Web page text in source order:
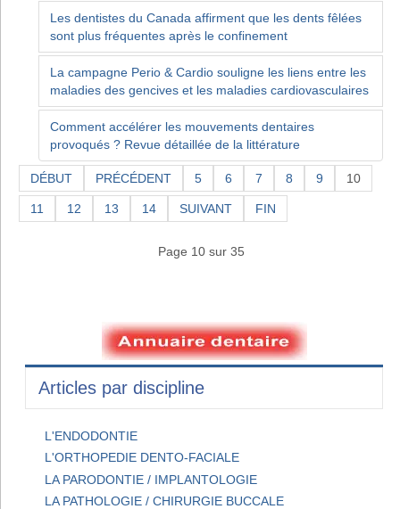
Les dentistes du Canada affirment que les dents fêlées
sont plus fréquentes après le confinement
La campagne Perio & Cardio souligne les liens entre les
maladies des gencives et les maladies cardiovasculaires
Comment accélérer les mouvements dentaires
provoqués ? Revue détaillée de la littérature
DÉBUT PRÉCÉDENT 5 6 7 8 9 10
11 12 13 14 SUIVANT FIN
Page 10 sur 35
Articles par discipline
L'ENDODONTIE
L'ORTHOPEDIE DENTO-FACIALE
LA PARODONTIE / IMPLANTOLOGIE
LA PATHOLOGIE / CHIRURGIE BUCCALE